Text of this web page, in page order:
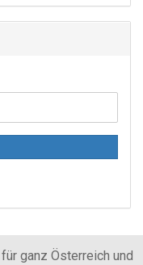
für ganz Österreich und